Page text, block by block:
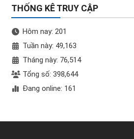
THỐNG KÊ TRUY CẬP
Hôm nay: 201
Tuần này: 49,163
Tháng này: 76,514
Tổng số: 398,644
Đang online: 161